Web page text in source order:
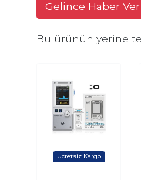
Gelince Haber Ver
Bu ürünün yerine